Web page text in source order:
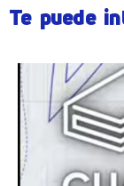
Te puede